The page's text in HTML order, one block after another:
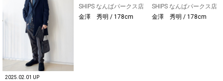
2025.02.01 UP
SHIPS なんばパークス店
金澤 秀明 / 178cm
SHIPS なんばパークス店
金澤 秀明 / 178cm